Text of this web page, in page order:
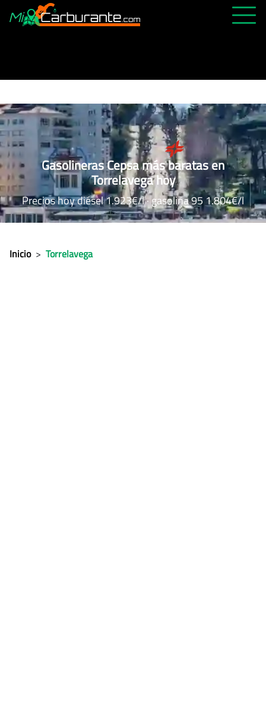
ABIERTAS 24H
ÚLTIMAS MATRÍCULAS
FAVORITASGasolineras Cepsa más baratas en
Torrelavega hoy
Precios hoy diésel 1.923€/l · gasolina 95 1.804€/l
Inicio > Torrelavega